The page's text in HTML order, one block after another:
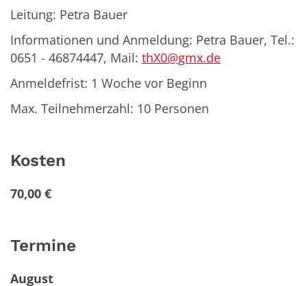
Leitung: Petra Bauer
Informationen und Anmeldung: Petra Bauer, Tel.:
0651 - 46874447, Mail: thX0@gmx.de
Anmeldefrist: 1 Woche vor Beginn
Max. Teilnehmerzahl: 10 Personen
Kosten
70,00 €
Termine
August